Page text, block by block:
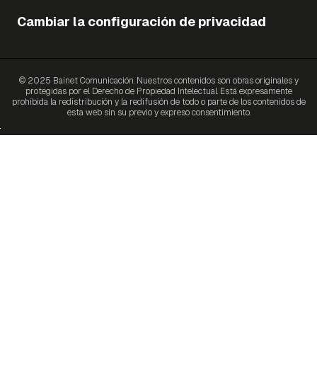
Cambiar la configuración de privacidad
© 2025 Bainet Comunicación. Nuestros contenidos son obras originales y
protegidas por el Derecho de Propiedad Intelectual. Está expresamente
prohibida la redistribución y la redifusión de todo o parte de los contenidos de
esta web sin su previo y expreso consentimiento.